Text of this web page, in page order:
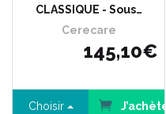
CLASSIQUE - Sous…
Cerecare
145,10€
Choisir J’achète